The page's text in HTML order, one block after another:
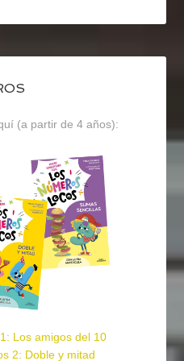
(a partir de 4 años):
Los amigos del 10
2: Doble y mitad